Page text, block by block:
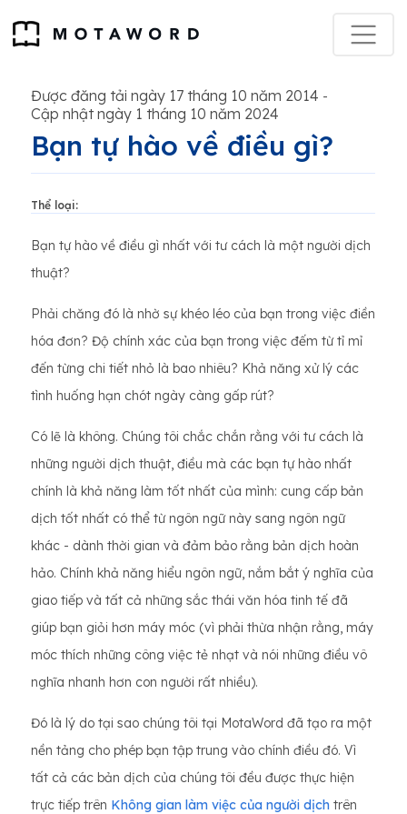
Được đăng tải ngày 17 tháng 10 năm 2014 -
Cập nhật ngày 1 tháng 10 năm 2024
Bạn tự hào về điều gì?
Thể loại:
Bạn tự hào về điều gì nhất với tư cách là một người dịch
thuật?
Phải chăng đó là nhờ sự khéo léo của bạn trong việc điền
hóa đơn? Độ chính xác của bạn trong việc đếm từ tỉ mỉ
đến từng chi tiết nhỏ là bao nhiêu? Khả năng xử lý các
tình huống hạn chót ngày càng gấp rút?
Có lẽ là không. Chúng tôi chắc chắn rằng với tư cách là
những người dịch thuật, điều mà các bạn tự hào nhất
chính là khả năng làm tốt nhất của mình: cung cấp bản
dịch tốt nhất có thể từ ngôn ngữ này sang ngôn ngữ
khác - dành thời gian và đảm bảo rằng bản dịch hoàn
hảo. Chính khả năng hiểu ngôn ngữ, nắm bắt ý nghĩa của
giao tiếp và tất cả những sắc thái văn hóa tinh tế đã
giúp bạn giỏi hơn máy móc (vì phải thừa nhận rằng, máy
móc thích những công việc tẻ nhạt và nói những điều vô
nghĩa nhanh hơn con người rất nhiều).
Đó là lý do tại sao chúng tôi tại MotaWord đã tạo ra một
nền tảng cho phép bạn tập trung vào chính điều đó. Vì
tất cả các bản dịch của chúng tôi đều được thực hiện
trực tiếp trên Không gian làm việc của người dịch trên